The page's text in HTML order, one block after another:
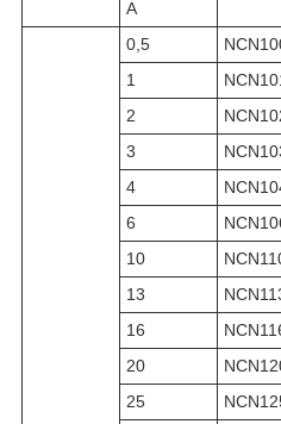
А
0,5
1
2
3
4
6
10
13
16
20
25